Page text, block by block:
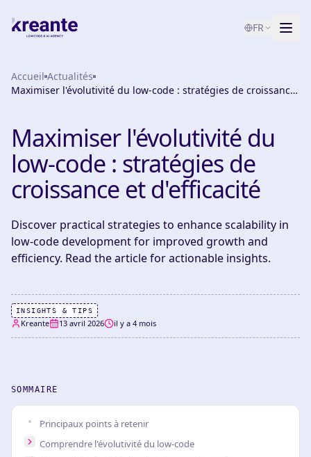
FR
Services
À propos
Test de maturité IA
Accueil Actualités
Maximiser l'évolutivité du low-code : stratégies de croissance
Maximiser l'évolutivité du
low-code : stratégies de
croissance et d'efficacité
Discover practical strategies to enhance scalability in
low-code development for improved growth and
efficiency. Read the article for actionable insights.
INSIGHTS & TIPS
Kreante 13 avril 2026 il y a 4 mois
SOMMAIRE
Principaux points à retenir
Comprendre l'évolutivité du low-code